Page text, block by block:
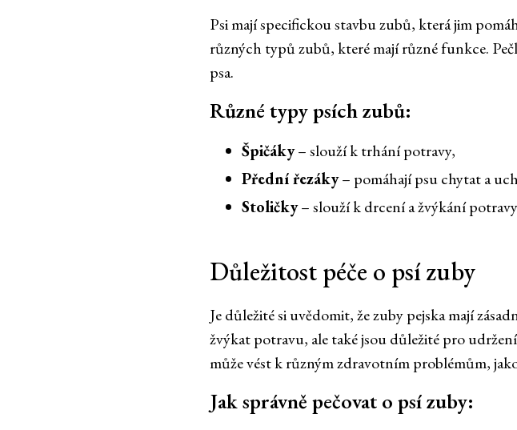
Psi mají specifickou stavbu zubů, která jim
různých typů zubů, které mají různé funkce.
psa.
Různé typy psích zubů:
Špičáky– slouží k trhání potravy,
Přední řezáky– pomáhají psu chytat a
Stoličky– slouží k drcení a žvýkání
Důležitost péče o psí zuby
Je důležité si uvědomit, že zuby pejska mají
žvýkat potravu, ale také jsou důležité pro
může vést k různým zdravotním problémům,
Jak správně pečovat o psí zuby: